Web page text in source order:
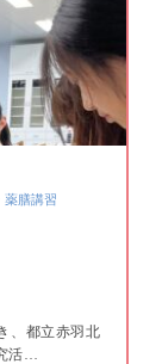
薬膳講習
、都立赤羽北
活…